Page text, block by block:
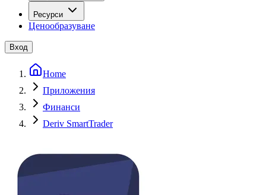
Ресурси
Ценообразуване
Вход
Home
Приложения
Финанси
Deriv SmartTrader